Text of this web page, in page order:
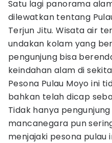
Satu lagi panorama
dilewatkan tentang
Terjun Jitu. Wisata air
undakan kolam yang
pengunjung bisa
keindahan alam di
Pesona Pulau Moyo ini
bahkan telah dicap
Tidak hanya
mancanegara pun
menjajaki pesona pulau